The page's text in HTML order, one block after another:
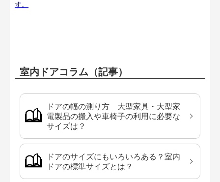
す。
室内ドアコラム（記事）
ドアの幅の測り方 大型家具・大型家
電製品の搬入や車椅子の利用に必要な
サイズは？
ドアのサイズにもいろいろある？室内
ドアの標準サイズとは？